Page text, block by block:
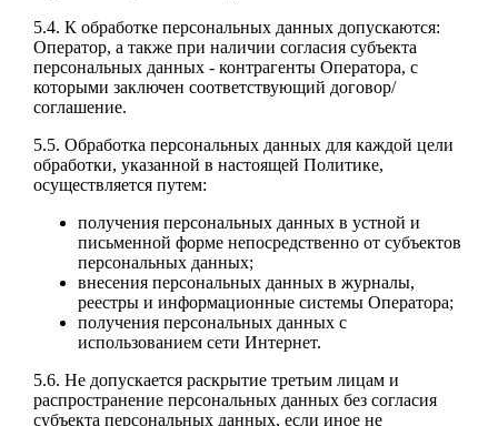
5.4. К обработке персональных данных допускаются:
Оператор, а также при наличии согласия субъекта
персональных данных - контрагенты Оператора, с
которыми заключен соответствующий договор/
соглашение.
5.5. Обработка персональных данных для каждой цели
обработки, указанной в настоящей Политике,
осуществляется путем:
получения персональных данных в устной и
письменной форме непосредственно от субъектов
персональных данных;
внесения персональных данных в журналы,
реестры и информационные системы Оператора;
получения персональных данных с
использованием сети Интернет.
5.6. Не допускается раскрытие третьим лицам и
распространение персональных данных без согласия
субъекта персональных данных, если иное не